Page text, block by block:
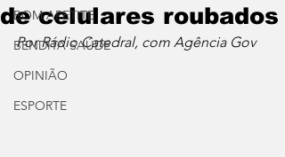
BOM APETITE
BENDITA SAÚDE
OPINIÃO
ESPORTE
de celulares roubados
Por Rádio Catedral, com Agência Gov